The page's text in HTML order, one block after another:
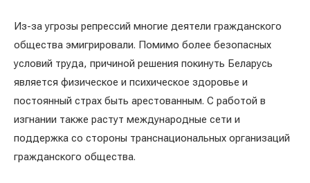
Из-за угрозы репрессий многие деятели гражданского
общества эмигрировали. Помимо более безопасных
условий труда, причиной решения покинуть Беларусь
является физическое и психическое здоровье и
постоянный страх быть арестованным. С работой в
изгнании также растут международные сети и
поддержка со стороны транснациональных организаций
гражданского общества.